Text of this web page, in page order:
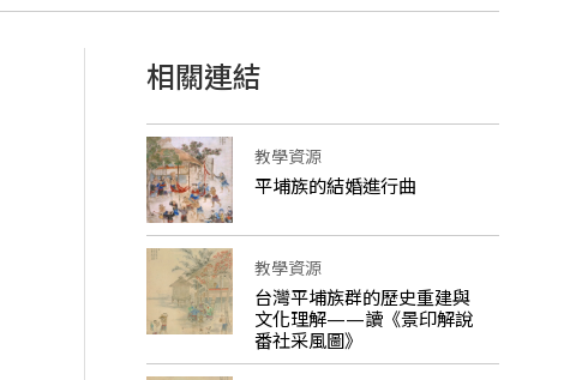
相關連結
教學資源
平埔族的結婚進行曲
教學資源
台灣平埔族群的歷史重建與
文化理解——讀《景印解說
番社采風圖》